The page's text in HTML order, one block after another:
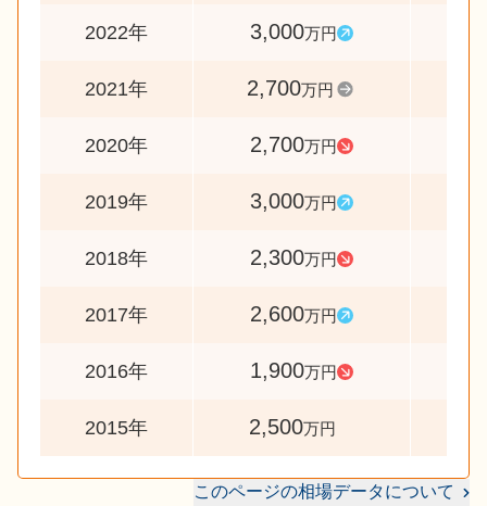
2022年 3,000万円
2021年 2,700万円
2020年 2,700万円
2019年 3,000万円
2018年 2,300万円
2017年 2,600万円
2016年 1,900万円
2015年 2,500万円
このページの相場データについて